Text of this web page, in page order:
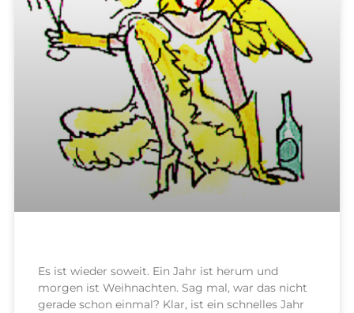
Es ist wieder soweit. Ein Jahr ist herum und
morgen ist Weihnachten. Sag mal, war das nicht
gerade schon einmal? Klar, ist ein schnelles Jahr